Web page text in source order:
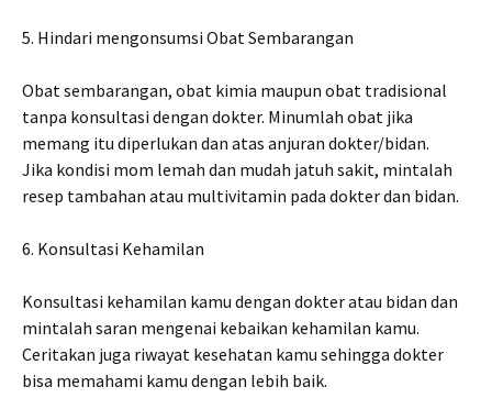
5. Hindari mengonsumsi Obat Sembarangan
Obat sembarangan, obat kimia maupun obat tradisional
tanpa konsultasi dengan dokter. Minumlah obat jika
memang itu diperlukan dan atas anjuran dokter/bidan.
Jika kondisi mom lemah dan mudah jatuh sakit, mintalah
resep tambahan atau multivitamin pada dokter dan bidan.
6. Konsultasi Kehamilan
Konsultasi kehamilan kamu dengan dokter atau bidan dan
mintalah saran mengenai kebaikan kehamilan kamu.
Ceritakan juga riwayat kesehatan kamu sehingga dokter
bisa memahami kamu dengan lebih baik.